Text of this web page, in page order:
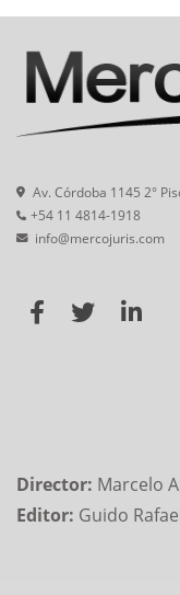
Av. Córdoba 1145 2°
+54 11 4814-1918
info@mercojuris.com
Director: Marcelo
Editor: Guido